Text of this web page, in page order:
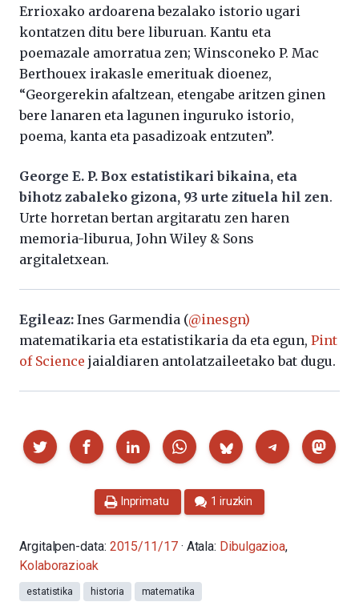
Errioxako ardoarena bezalako istorio ugari
kontatzen ditu bere liburuan. Kantu eta
poemazale amorratua zen; Winsconeko P. Mac
Berthouex irakasle emerituak dioenez,
“Georgerekin afaltzean, etengabe aritzen ginen
bere lanaren eta lagunen inguruko istorio,
poema, kanta eta pasadizoak entzuten”.
George E. P. Box estatistikari bikaina, eta
bihotz zabaleko gizona, 93 urte zituela hil zen.
Urte horretan bertan argitaratu zen haren
memoria-liburua, John Wiley & Sons
argitaletxean.
Egileaz: Ines Garmendia (@inesgn)
matematikaria eta estatistikaria da eta egun, Pint
of Science jaialdiaren antolatzaileetako bat dugu.
Partekatu
Inprimatu 1 iruzkin
Argitalpen-data: 2015/11/17 · Atala: Dibulgazioa,
Kolaborazioak
estatistika historia matematika